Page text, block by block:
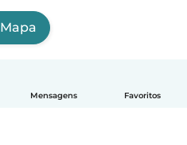
Mensagens Favoritos
Mapa